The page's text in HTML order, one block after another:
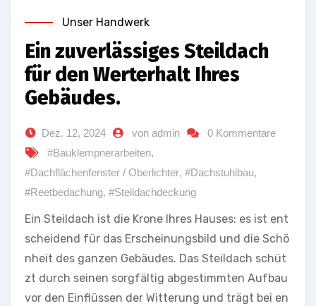
Unser Handwerk
Ein zuverlässiges Steildach
für den Werterhalt Ihres
Gebäudes.
Dez. 12, 2024 von admin
0 Kommentare
#Bauklempnerarbeiten,
#Dachflächenfenster / Oberlichter, #Dachstuhlbau,
#Reetbedachung, #Steildachdeckung
Ein Steildach ist die Krone Ihres Hauses: es ist ent
scheidend für das Erscheinungsbild und die Schö
nheit des ganzen Gebäudes. Das Steildach schüt
zt durch seinen sorgfältig abgestimmten Aufbau
vor den Einflüssen der Witterung und trägt bei en